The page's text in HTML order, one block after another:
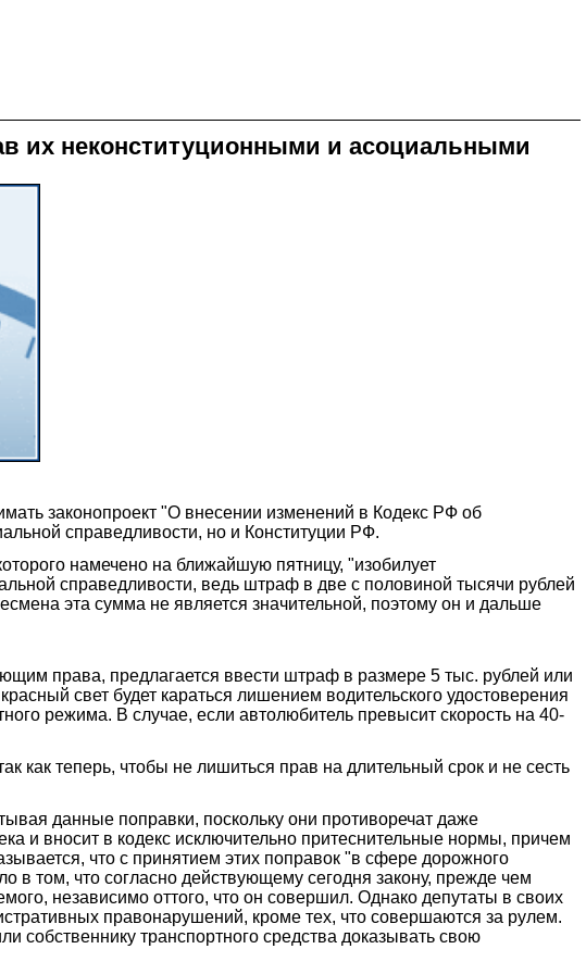
их неконституционными и асоциальными
законопроект "О внесении изменений в Кодекс РФ об
справедливости, но и Конституции РФ.
намечено на ближайшую пятницу, "изобилует
справедливости, ведь штраф в две с половиной тысячи рублей
эта сумма не является значительной, поэтому он и дальше
права, предлагается ввести штраф в размере 5 тыс. рублей или
свет будет караться лишением водительского удостоверения
режима. В случае, если автолюбитель превысит скорость на 40-
как теперь, чтобы не лишиться прав на длительный срок и не сесть
данные поправки, поскольку они противоречат даже
и вносит в кодекс исключительно притеснительные нормы, причем
что с принятием этих поправок "в сфере дорожного
в том, что согласно действующему сегодня закону, прежде чем
независимо оттого, что он совершил. Однако депутаты в своих
правонарушений, кроме тех, что совершаются за рулем.
собственнику транспортного средства доказывать свою